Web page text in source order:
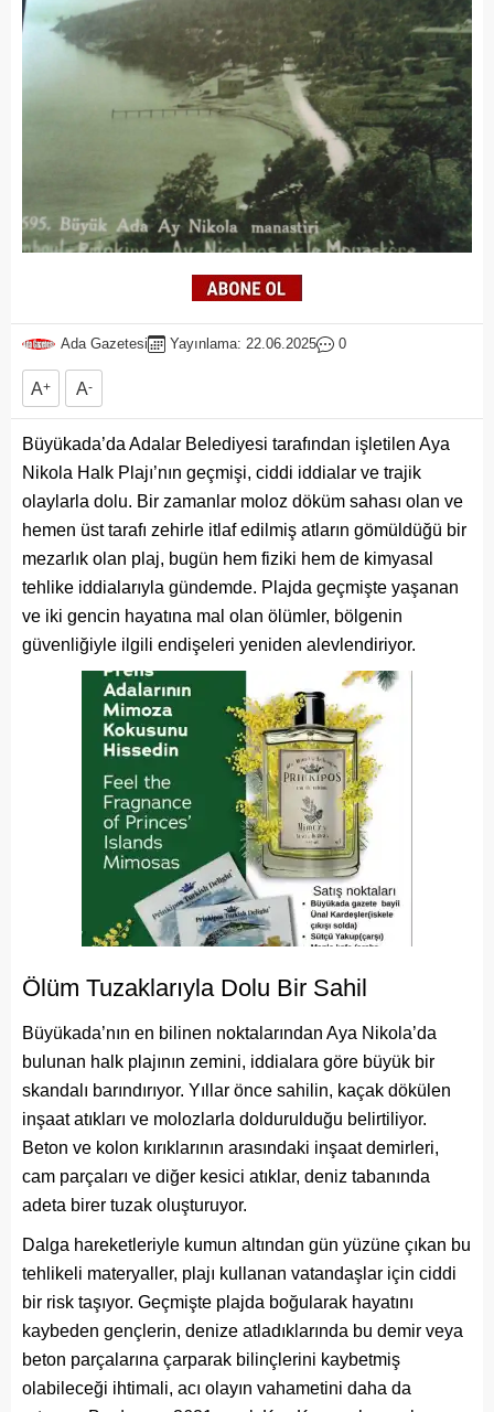
Ada Gazetesi Yayınlama: 22.06.2025 0
A+ A-
Büyükada’da Adalar Belediyesi tarafından işletilen Aya
Nikola Halk Plajı’nın geçmişi, ciddi iddialar ve trajik
olaylarla dolu. Bir zamanlar moloz döküm sahası olan ve
hemen üst tarafı zehirle itlaf edilmiş atların gömüldüğü bir
mezarlık olan plaj, bugün hem fiziki hem de kimyasal
tehlike iddialarıyla gündemde. Plajda geçmişte yaşanan
ve iki gencin hayatına mal olan ölümler, bölgenin
güvenliğiyle ilgili endişeleri yeniden alevlendiriyor.
Ölüm Tuzaklarıyla Dolu Bir Sahil
Büyükada’nın en bilinen noktalarından Aya Nikola’da
bulunan halk plajının zemini, iddialara göre büyük bir
skandalı barındırıyor. Yıllar önce sahilin, kaçak dökülen
inşaat atıkları ve molozlarla doldurulduğu belirtiliyor.
Beton ve kolon kırıklarının arasındaki inşaat demirleri,
cam parçaları ve diğer kesici atıklar, deniz tabanında
adeta birer tuzak oluşturuyor.
Dalga hareketleriyle kumun altından gün yüzüne çıkan bu
tehlikeli materyaller, plajı kullanan vatandaşlar için ciddi
bir risk taşıyor. Geçmişte plajda boğularak hayatını
kaybeden gençlerin, denize atladıklarında bu demir veya
beton parçalarına çarparak bilinçlerini kaybetmiş
olabileceği ihtimali, acı olayın vahametini daha da